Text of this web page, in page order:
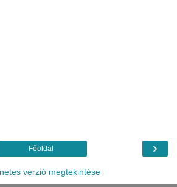
›
Főoldal
verzió megtekintése